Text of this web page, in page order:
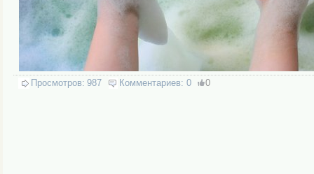
Просмотров: 987 Комментариев: 0 0